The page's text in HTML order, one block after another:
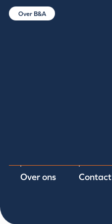
Over B&A
Over ons Contact